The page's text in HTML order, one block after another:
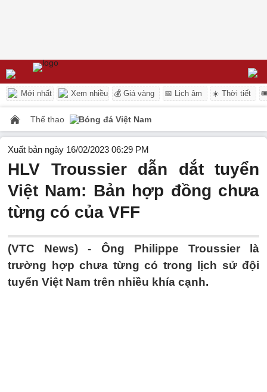
Mới nhất Xem nhiều 💰 Giá vàng 📅 Lịch âm ☀️ Thời tiết
Thể thao Bóng đá Việt Nam
Xuất bản ngày 16/02/2023 06:29 PM
HLV Troussier dẫn dắt tuyển
Việt Nam: Bản hợp đồng chưa
từng có của VFF
(VTC News) - Ông Philippe Troussier là
trường hợp chưa từng có trong lịch sử đội
tuyển Việt Nam trên nhiều khía cạnh.